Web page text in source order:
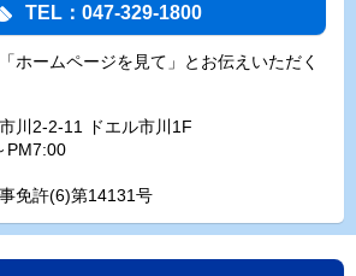
TEL：047-329-1800
ホームページを見て」とお伝えいただく
川2-2-11 ドエル市川1F
PM7:00
免許(6)第14131号